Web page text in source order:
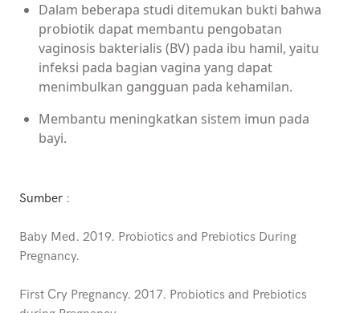
Dalam beberapa studi ditemukan bukti bahwa
probiotik dapat membantu pengobatan
vaginosis bakterialis (BV) pada ibu hamil, yaitu
infeksi pada bagian vagina yang dapat
menimbulkan gangguan pada kehamilan.
Membantu meningkatkan sistem imun pada
bayi.
Sumber :
Baby Med. 2019. Probiotics and Prebiotics During
Pregnancy.
First Cry Pregnancy. 2017. Probiotics and Prebiotics